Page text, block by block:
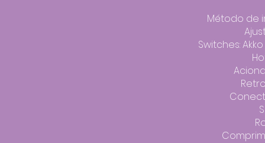
​Método de
Switches: